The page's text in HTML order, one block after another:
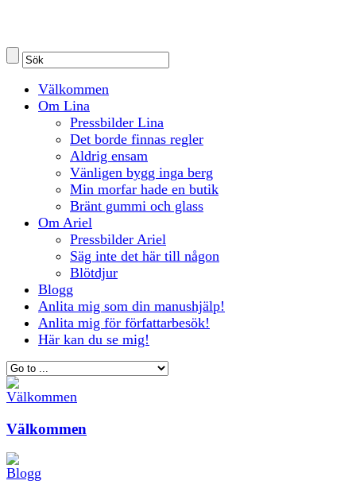
Välkommen
Om Lina
Pressbilder Lina
Det borde finnas regler
Aldrig ensam
Vänligen bygg inga berg
Min morfar hade en butik
Bränt gummi och glass
Om Ariel
Pressbilder Ariel
Säg inte det här till någon
Blötdjur
Blogg
Anlita mig som din manushjälp!
Anlita mig för författarbesök!
Här kan du se mig!
Välkommen